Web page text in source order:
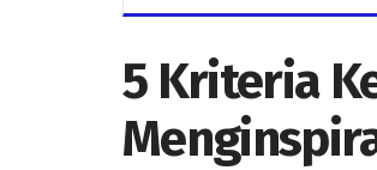
5 Kriteria